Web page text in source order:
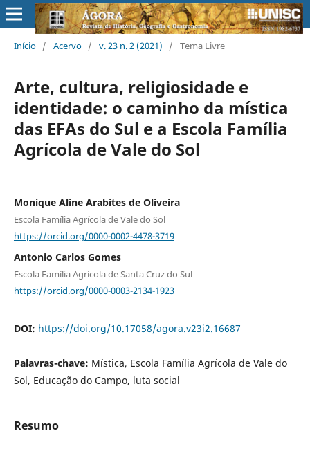
Início / Acervo / v. 23 n. 2 (2021) / Tema Livre
Arte, cultura, religiosidade e
identidade: o caminho da mística
das EFAs do Sul e a Escola Família
Agrícola de Vale do Sol
Monique Aline Arabites de Oliveira
Escola Família Agrícola de Vale do Sol
https://orcid.org/0000-0002-4478-3719
Antonio Carlos Gomes
Escola Família Agrícola de Santa Cruz do Sul
https://orcid.org/0000-0003-2134-1923
DOI: https://doi.org/10.17058/agora.v23i2.16687
Palavras-chave: Mística, Escola Família Agrícola de Vale do
Sol, Educação do Campo, luta social
Resumo